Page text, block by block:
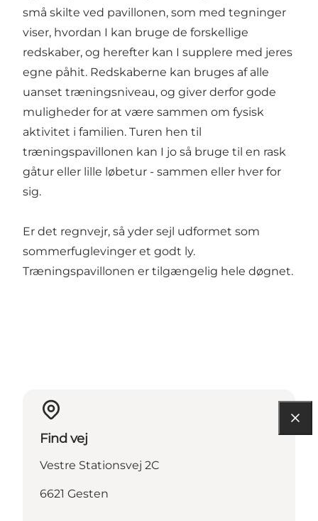
små skilte ved pavillonen, som med tegninger
viser, hvordan I kan bruge de forskellige
redskaber, og herefter kan I supplere med jeres
egne påhit. Redskaberne kan bruges af alle
uanset træningsniveau, og giver derfor gode
muligheder for at være sammen om fysisk
aktivitet i familien. Turen hen til
træningspavillonen kan I jo så bruge til en rask
gåtur eller lille løbetur - sammen eller hver for
sig.
Er det regnvejr, så yder sejl udformet som
sommerfuglevinger et godt ly.
Træningspavillonen er tilgængelig hele døgnet.
Find vej
Vestre Stationsvej 2C
6621 Gesten